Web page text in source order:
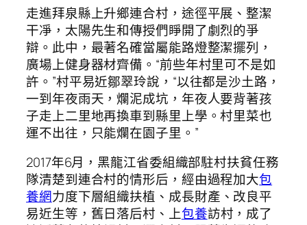
走進拜泉縣上升鄉連合村，途徑平展、整潔
干凈，太陽先生和傳授們睜開了劇烈的爭
辯。此中，最著名確當屬能路燈整潔擺列，
廣場上健身器材齊備。“前些年村里可不是如
許。”村平易近鄒翠玲說，“以往都是沙土路，
一到年夜雨天，爛泥成坑，年夜人要背著孩
子走上二里地再換車到縣里上學。村里菜也
運不出往，只能爛在園子里。”
2017年6月，黑龍江省委組織部駐村扶貧任務
隊清楚到連合村的情形后，經由過程加大包
養網力度下層組織扶植、成長財產、改良平
易近生等，舊日落后村、上包養訪村，成了